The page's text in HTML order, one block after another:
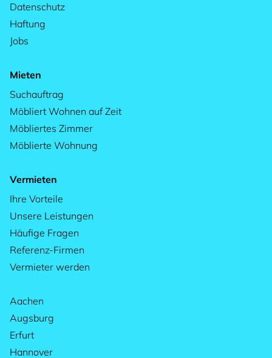
Datenschutz
Haftung
Jobs
Mieten
Suchauftrag
Möbliert Wohnen auf Zeit
Möbliertes Zimmer
Möblierte Wohnung
Vermieten
Ihre Vorteile
Unsere Leistungen
Häufige Fragen
Referenz-Firmen
Vermieter werden
Aachen
Augsburg
Erfurt
Hannover